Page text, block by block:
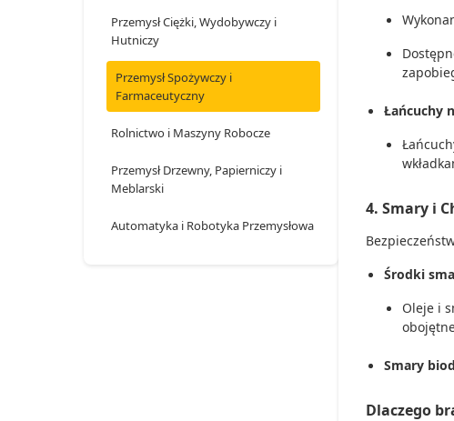
Przemysł Ciężki, Wydobywczy i
Hutniczy
Przemysł Spożywczy i
Farmaceutyczny
Rolnictwo i Maszyny Robocze
Przemysł Drzewny, Papierniczy i
Meblarski
Automatyka i Robotyka Przemysłowa
Łańcuchy
4. Smary i
Środki
Oleje i
Smary
Dlaczego